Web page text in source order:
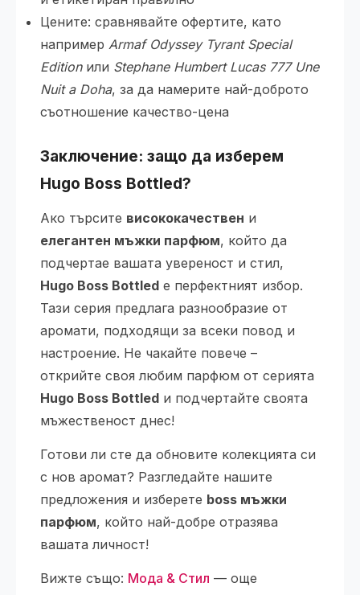
Цените: сравнявайте офертите, като
например Armaf Odyssey Tyrant Special
Editionили Stephane Humbert Lucas 777 Une
Nuit a Doha, за да намерите най-доброто
съотношение качество-цена
Заключение: защо да изберем
Hugo Boss Bottled?
Ако търсите висококачествен и
елегантен мъжки парфюм, който да
подчертае вашата увереност и стил,
Hugo Boss Bottled е перфектният избор.
Тази серия предлага разнообразие от
аромати, подходящи за всеки повод и
настроение. Не чакайте повече –
открийте своя любим парфюм от серията
Hugo Boss Bottled и подчертайте своята
мъжественост днес!
Готови ли сте да обновите колекцията си
с нов аромат? Разгледайте нашите
предложения и изберете boss мъжки
парфюм, който най-добре отразява
вашата личност!
Вижте също: Мода & Стил — още